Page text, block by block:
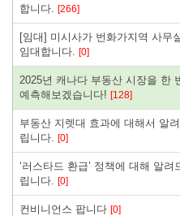
합니다. [266]
[임대] 미시사가 번화가지역 사무
임대합니다. [0]
2025년 캐나다 부동산 시장을 한
예측해보겠습니다! [128]
부동산 지렛대 효과에 대해서 알
립니다. [0]
‘러스타드 환급’ 정책에 대해 알려
립니다. [0]
컨비니언스 팝니다 [0]